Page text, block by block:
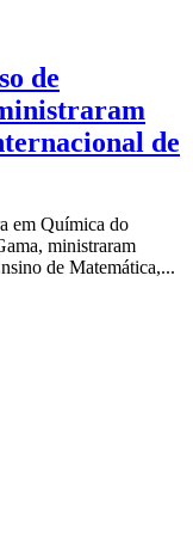
de
de
em Química do
ministraram
de Matemática,...